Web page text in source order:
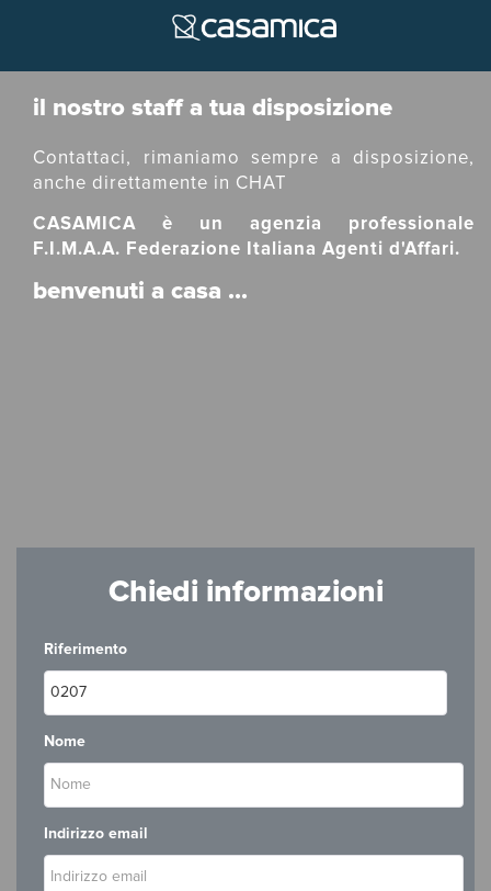
Chiedi informazioni
il nostro staff a tua disposizione
Contattaci, rimaniamo sempre a disposizione,
anche direttamente in CHAT
CASAMICA è un agenzia professionale
F.I.M.A.A. Federazione Italiana Agenti d'Affari.
benvenuti a casa ...
Chiedi informazioni
Riferimento
Nome
Indirizzo email